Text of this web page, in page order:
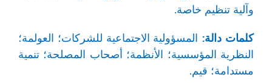
وآلية تنظيم خاصة.
كلمات دالة: المسؤولية الاجتماعية للشركات؛ العولمة؛
النظرية المؤسسية؛ الأنظمة؛ أصحاب المصلحة؛ تنمية
مستدامة؛ قيم.